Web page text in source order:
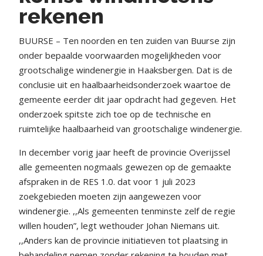
rekenen
BUURSE – Ten noorden en ten zuiden van Buurse zijn
onder bepaalde voorwaarden mogelijkheden voor
grootschalige windenergie in Haaksbergen. Dat is de
conclusie uit en haalbaarheidsonderzoek waartoe de
gemeente eerder dit jaar opdracht had gegeven. Het
onderzoek spitste zich toe op de technische en
ruimtelijke haalbaarheid van grootschalige windenergie.
In december vorig jaar heeft de provincie Overijssel
alle gemeenten nogmaals gewezen op de gemaakte
afspraken in de RES 1.0. dat voor 1 juli 2023
zoekgebieden moeten zijn aangewezen voor
windenergie. ,,Als gemeenten tenminste zelf de regie
willen houden”, legt wethouder Johan Niemans uit.
,,Anders kan de provincie initiatieven tot plaatsing in